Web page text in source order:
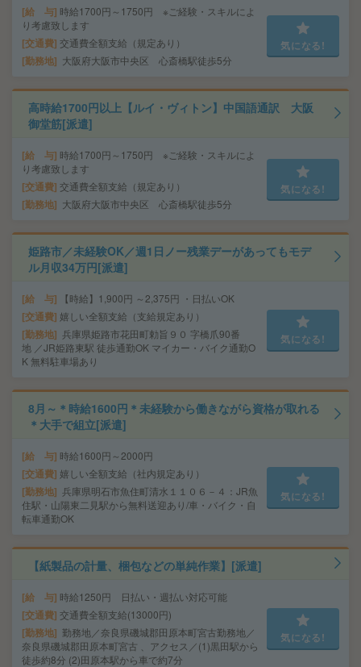
給 与 時給1700円～1750円 ※ご経験・スキルによ
り考慮致します
交通費 交通費全額支給（規定あり）
勤務地 大阪府大阪市中央区 心斎橋駅徒歩5分
気になる!
高時給1700円以上【ルイ・ヴィトン】中国語通訳 大阪
御堂筋[派遣]
給 与 時給1700円～1750円 ※ご経験・スキルによ
り考慮致します
交通費 交通費全額支給（規定あり）
勤務地 大阪府大阪市中央区 心斎橋駅徒歩5分
気になる!
姫路市／未経験OK／週1日ノー残業デーがあってもモデ
ル月収34万円[派遣]
給 与 【時給】1,900円 ～2,375円 ・日払いOK
交通費 嬉しい全額支給（支給規定あり）
勤務地 兵庫県姫路市花田町勅旨９０ 字橋爪90番
地 ／JR姫路東駅 徒歩通勤OK マイカー・バイク通勤O
K 無料駐車場あり
気になる!
8月～＊時給1600円＊未経験から働きながら資格が取れる
＊大手で組立[派遣]
給 与 時給1600円～2000円
交通費 嬉しい全額支給（社内規定あり）
勤務地 兵庫県明石市魚住町清水１１０６－４：JR魚
住駅・山陽東二見駅から無料送迎あり/車・バイク・自
転車通勤OK
気になる!
【紙製品の計量、梱包などの単純作業】[派遣]
給 与 時給1250円 日払い・週払い対応可能
交通費 交通費全額支給(13000円)
勤務地 勤務地／奈良県磯城郡田原本町宮古勤務地／
奈良県磯城郡田原本町宮古 、アクセス／(1)黒田駅から
徒歩約8分 (2)田原本駅から車で約7分
気になる!